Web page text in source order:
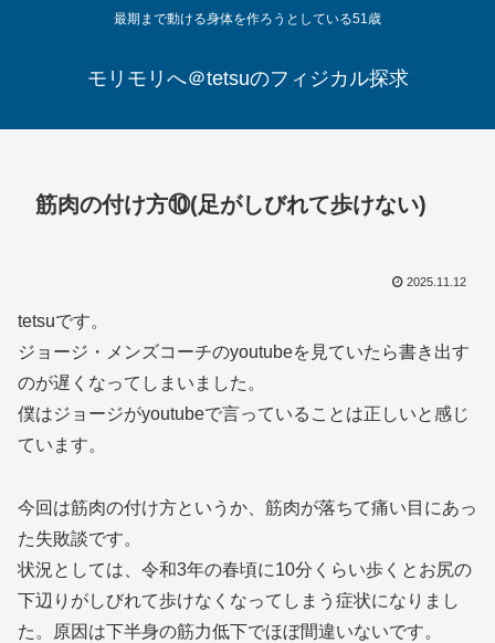
最期まで動ける身体を作ろうとしている51歳
モリモリへ＠tetsuのフィジカル探求
筋肉の付け方⑩(足がしびれて歩けない)
2025.11.12
tetsuです。
ジョージ・メンズコーチのyoutubeを見ていたら書き出す
のが遅くなってしまいました。
僕はジョージがyoutubeで言っていることは正しいと感じ
ています。
今回は筋肉の付け方というか、筋肉が落ちて痛い目にあっ
た失敗談です。
状況としては、令和3年の春頃に10分くらい歩くとお尻の
下辺りがしびれて歩けなくなってしまう症状になりまし
た。原因は下半身の筋力低下でほぼ間違いないです。